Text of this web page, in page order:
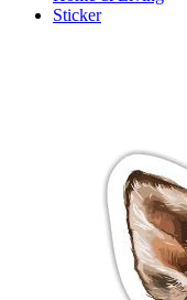
Sticker